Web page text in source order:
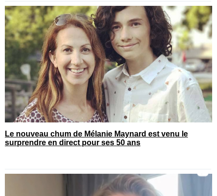
Le nouveau chum de Mélanie Maynard est venu le
surprendre en direct pour ses 50 ans